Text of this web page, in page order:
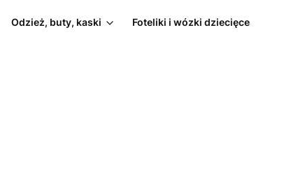
Odzież, buty, kaski Foteliki i wózki dziecięce